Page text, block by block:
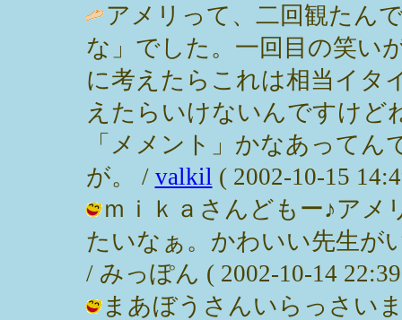
アメリって、二回観たん
な」でした。一回目の笑い
に考えたらこれは相当イ
えたらいけないんですけど
「メメント」かなあって
が。 / valkil ( 2002-10-15
ｍｉｋａさんどもー♪アメ
たいなぁ。かわいい先生が
/ みっぽん ( 2002-10-14
まあぼうさんいらっさい